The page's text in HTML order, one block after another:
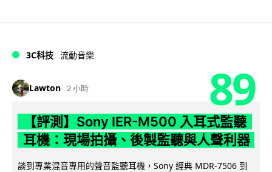
3C科技 流動音樂
Lawton 2 小時 89
【評測】Sony IER-M500 入耳式監聽
耳機：現場拍攝、後製監聽與人聲利器
談到專業混音專用的聲音監聽耳機，Sony 經典 MDR-7506 到